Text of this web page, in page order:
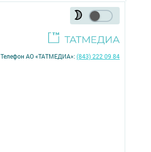
Телефон АО «ТАТМЕДИА»:(843) 222 09 84